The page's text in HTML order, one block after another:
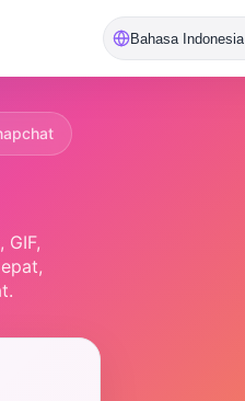
Bahasa Indonesia